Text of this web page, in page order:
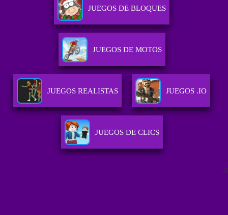
JUEGOS DE BLOQUES
JUEGOS DE MOTOS
JUEGOS REALISTAS JUEGOS .IO
JUEGOS DE CLICS